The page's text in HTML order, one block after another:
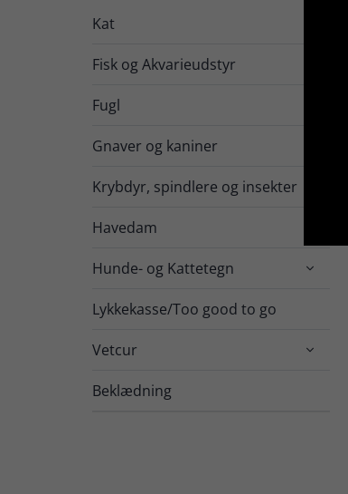
Kat
Fisk og Akvarieudstyr
Fugl
Gnaver og kaniner
Krybdyr, spindlere og insekter
Havedam
Hunde- og Kattetegn 
Lykkekasse/Too good to go
Vetcur 
Beklædning